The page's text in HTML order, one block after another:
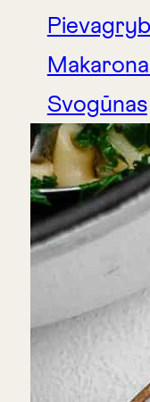
Svogūnas